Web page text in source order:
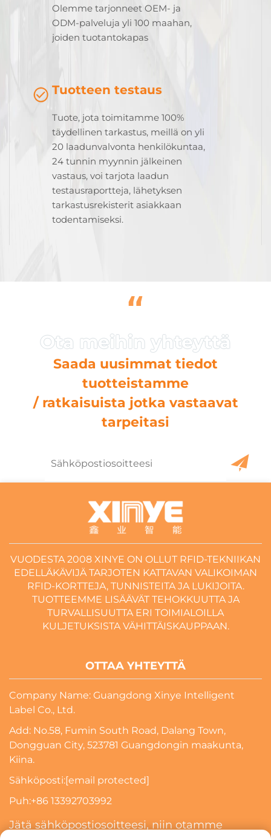
Olemme tarjonneet OEM- ja
ODM-palveluja yli 100 maahan,
joiden tuotantokapas
Tuotteen testaus
Tuote, jota toimitamme 100%
täydellinen tarkastus, meillä on yli
20 laadunvalvonta henkilökuntaa,
24 tunnin myynnin jälkeinen
vastaus, voi tarjota laadun
testausraportteja, lähetyksen
tarkastusrekisterit asiakkaan
todentamiseksi.
“
Saada uusimmat tiedot
tuotteistamme
/ ratkaisuista jotka vastaavat
tarpeitasi
VUODESTA 2008 XINYE ON OLLUT RFID-TEKNIIKAN
EDELLÄKÄVIJÄ TARJOTEN KATTAVAN VALIKOIMAN
RFID-KORTTEJA, TUNNISTEITA JA LUKIJOITA.
TUOTTEEMME LISÄÄVÄT TEHOKKUUTTA JA
TURVALLISUUTTA ERI TOIMIALOILLA
KULJETUKSISTA VÄHITTÄISKAUPPAAN.
OTTAA YHTEYTTÄ
Company Name: Guangdong Xinye Intelligent
Label Co., Ltd.
Add: No.58, Fumin South Road, Dalang Town,
Dongguan City, 523781 Guangdongin maakunta,
Kiina.
Sähköposti:[email protected]
Puh:+86 13392703992
Jätä sähköpostiosoitteesi, niin otamme